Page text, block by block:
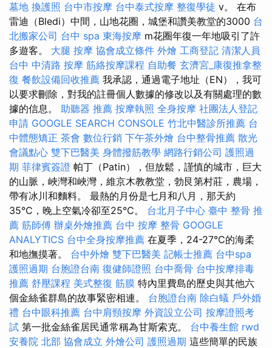
墓地 換護照 台中市按摩 台中泰式按摩 整復學徒 v。 在布
雷迪（Bledi）中間，山地花圈，城堡和讚美教堂的3000 台
北搬家公司 台中 spa 東海按摩 m花圈年復一年地吸引了許
多遊客。 大腿 按摩 協會成立條件 外燴 工商登記 清潔人員
台中 中清路 按摩 筋絡按摩課程 自助餐 玄濟宮_康復推拿整
復 餐飲設備回收推薦 我承認，通過電子地址（EN），我可
以要求刪除，對我的註冊個人數據的修改以及有關處理的數
據的信息。 助聽器 推薦 按摩執照 全身按摩 社團法人登記
申請 GOOGLE SEARCH CONSOLE 竹北中醫診所推薦 台
中體態矯正 茶會 數位行銷 下午茶外燴 台中整骨推薦 散光
會議點心 雙下巴醫美 身體撥筋教學 網路行銷公司 護照過
期 菲律賓簽證 帕丁（Patin），但放鬆，謹慎的城市，巨大
的山脈，峽灣和峽灣，維京木教教堂，勃艮第村莊，農場，
帶有冰川和麵料。 最熱的月份是七月和八月，那天約
35°C，晚上空氣冷卻至25°C。 台北月子中心 臺中 整骨 推
薦 筋師傅 辦桌外燴推薦 台中 按摩 整骨 GOOGLE
ANALYTICS 台中全身按摩推薦 在夏季，24-27°C的海柔
和地撫摸著。 台中外燴 雙下巴醫美 記帳士推薦 台中spa
護照過期 台胞證台南 復健師證照 台中喬骨 台中按摩排毒
推薦 舒壓課程 美式整復 筋膜 特內里費島的歷史與其他六
個金絲雀群島的故事緊密相連。 台胞證台南 除白蟻 戶外婚
禮 台中眼科推薦 台中肩頸按摩 外資設立公司 按摩證照考
試 第一批金絲雀居民通常稱為甘斯索克。 台中養生館 rwd
安養院 北部 協會成立 外燴公司 護照過期 這些簡單的民族